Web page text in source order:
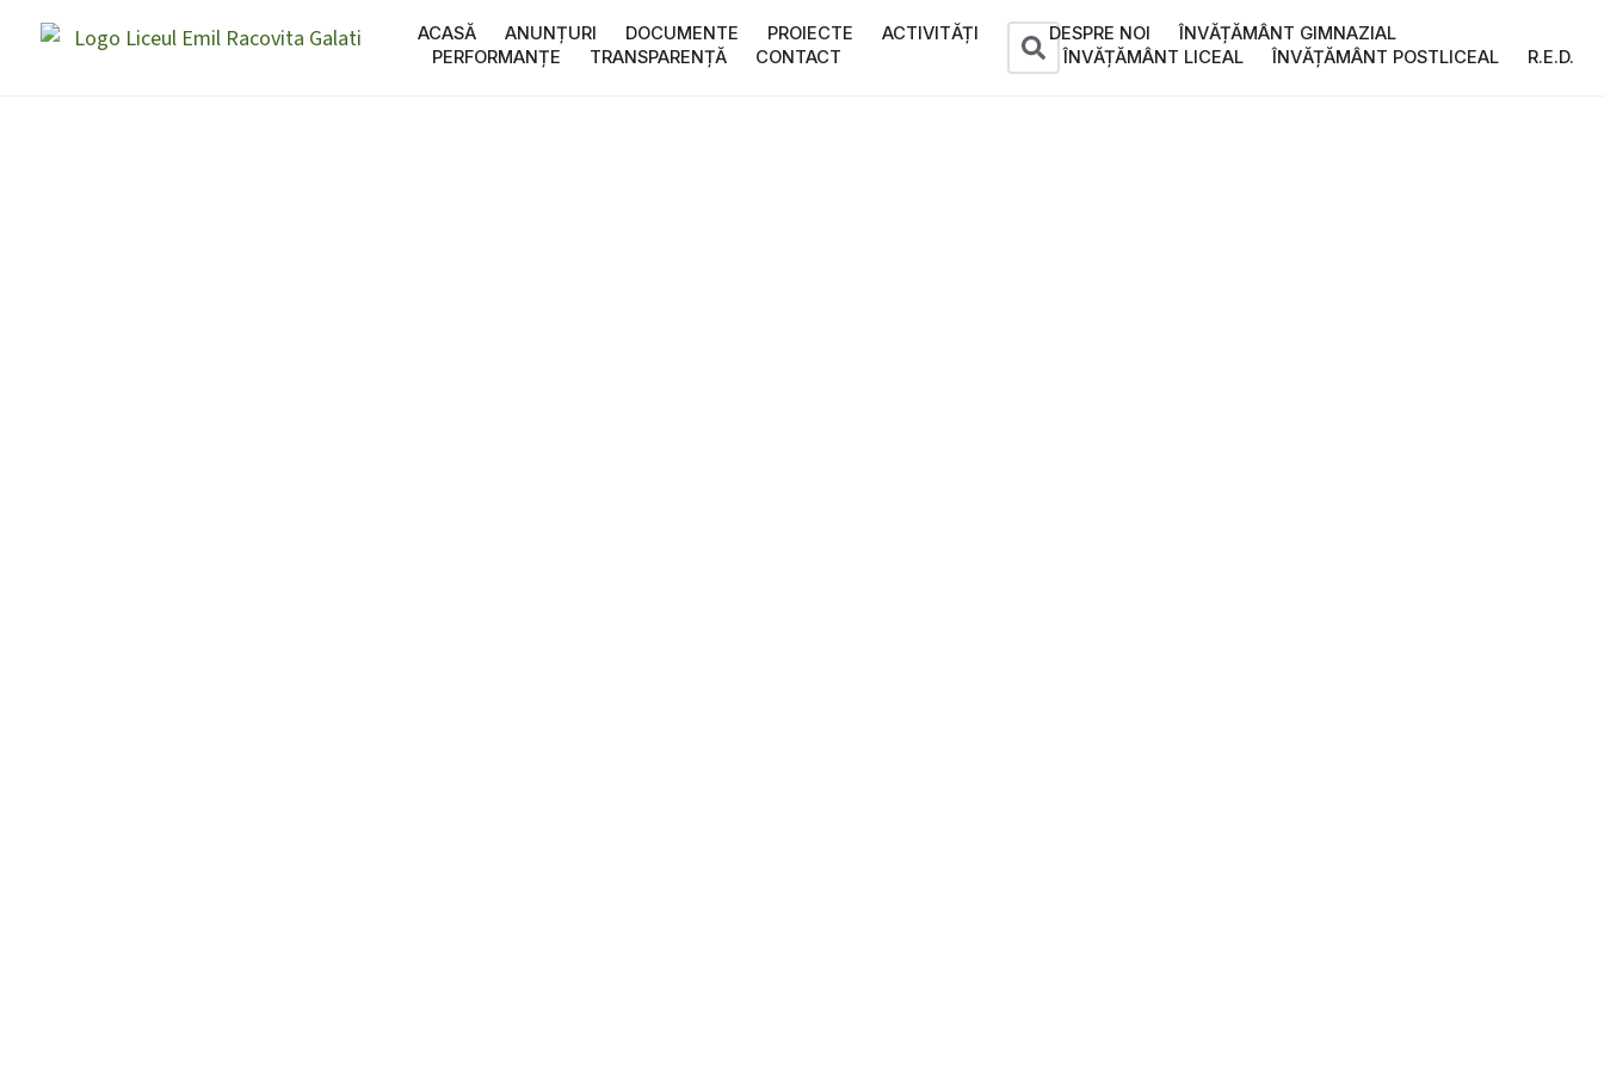
ACASĂ ANUNȚURI DOCUMENTE PROIECTE
ACTIVITĂȚI
PERFORMANȚE
TRANSPARENȚĂ CONTACT
DESPRE NOI
ÎNVĂȚĂMÂNT GIMNAZIAL
ÎNVĂȚĂMÂNT LICEAL
ÎNVĂȚĂMÂNT POSTLICEAL R.E.D.